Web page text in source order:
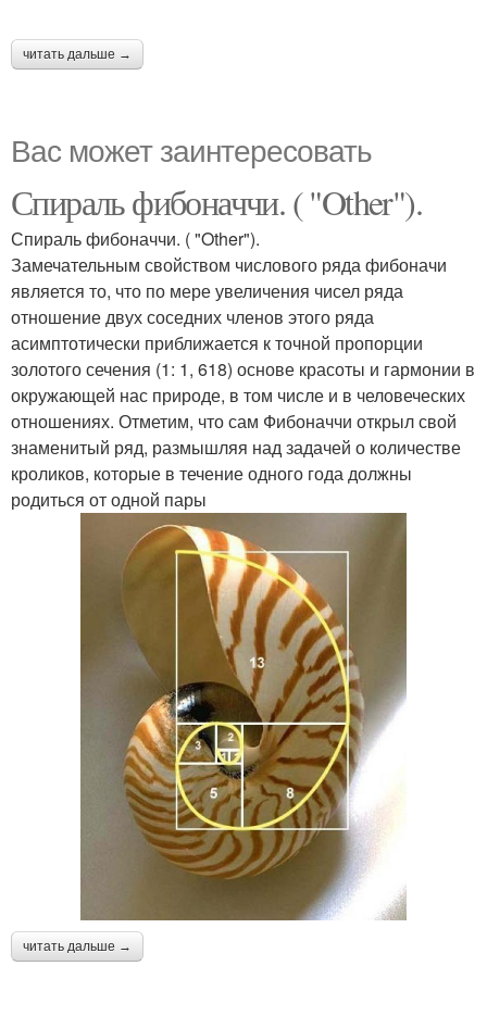
читать дальше →
Вас может заинтересовать
Спираль фибоначчи. ( "Other").
Спираль фибоначчи. ( "Other").
Замечательным свойством числового ряда фибоначи
является то, что по мере увеличения чисел ряда
отношение двух соседних членов этого ряда
асимптотически приближается к точной пропорции
золотого сечения (1: 1, 618) основе красоты и гармонии в
окружающей нас природе, в том числе и в человеческих
отношениях. Отметим, что сам Фибоначчи открыл свой
знаменитый ряд, размышляя над задачей о количестве
кроликов, которые в течение одного года должны
родиться от одной пары
читать дальше →